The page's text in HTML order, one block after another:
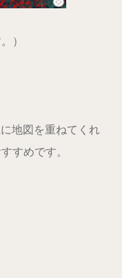
）
地図を重ねてくれ
すめです。